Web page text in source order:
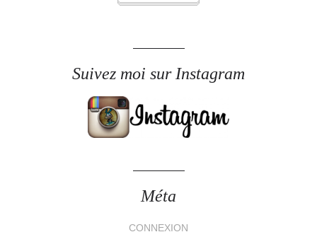
Suivez moi sur Instagram
Méta
CONNEXION